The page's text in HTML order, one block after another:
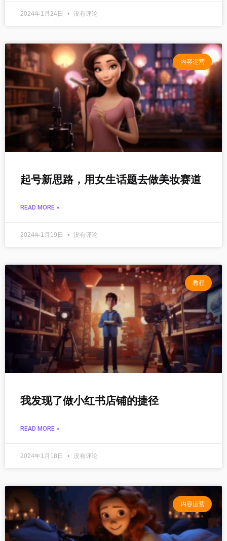
2024年1月24日 没有评论
内容运营
起号新思路，用女生话题去做美妆赛道
READ MORE »
2024年1月19日 没有评论
教程
我发现了做小红书店铺的捷径
READ MORE »
2024年1月18日 没有评论
内容运营